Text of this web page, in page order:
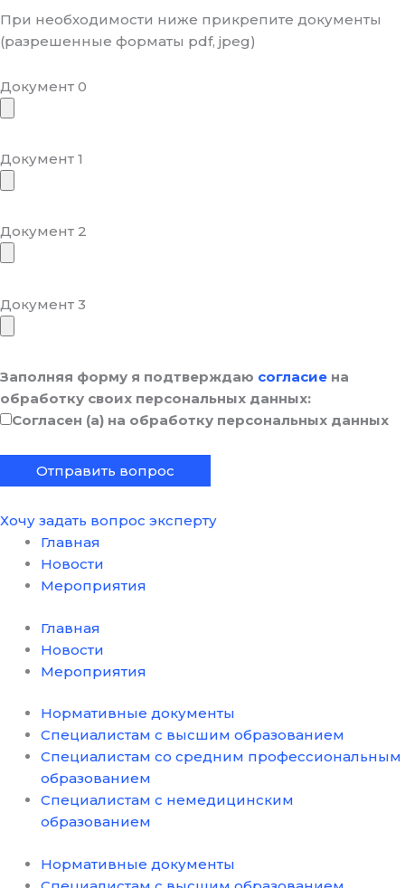
При необходимости ниже прикрепите документы
(разрешенные форматы pdf, jpeg)
Документ 0
Документ 1
Документ 2
Документ 3
Заполняя форму я подтверждаю согласие на
обработку своих персональных данных:
Согласен (а) на обработку персональных данных
Хочу задать вопрос эксперту
Главная
Новости
Мероприятия
Главная
Новости
Мероприятия
Нормативные документы
Специалистам с высшим образованием
Специалистам со средним профессиональным
образованием
Специалистам с немедицинским
образованием
Нормативные документы